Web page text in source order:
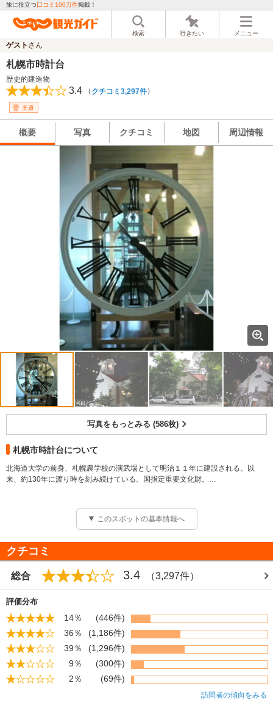
旅に役立つ口コミ100万件掲載！
検索 行きたい メニュー
ゲスト さん
札幌市時計台
歴史的建造物
3.4 （ クチコミ3,297件）
王道
概要 写真 クチコミ 地図 周辺情報
写真をもっとみる (586枚)
札幌市時計台について
北海道大学の前身、札幌農学校の演武場として明治１１年に建設される。以
来、約130年に渡り時を刻み続けている。国指定重要文化財。
休館日 6月?10月 第4月曜日のみ休館、第4月曜日が祝日の場合は翌日
休館日 年末年始
文化財 国指定重要文化財
建築年代１ 明治１１年
このスポットの基本情報へ
クチコミ
総合 3.4 （3,297件）
評価分布
14％
(446件)
36％
(1,186件)
39％
(1,296件)
9％
(300件)
2％
(69件)
訪問者の傾向をみる